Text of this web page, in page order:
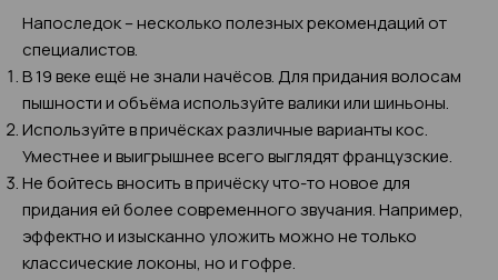
Напоследок – несколько полезных рекомендаций от
специалистов.
В 19 веке ещё не знали начёсов. Для придания волосам
пышности и объёма используйте валики или шиньоны.
Используйте в причёсках различные варианты кос.
Уместнее и выигрышнее всего выглядят французские.
Не бойтесь вносить в причёску что-то новое для
придания ей более современного звучания. Например,
эффектно и изысканно уложить можно не только
классические локоны, но и гофре.